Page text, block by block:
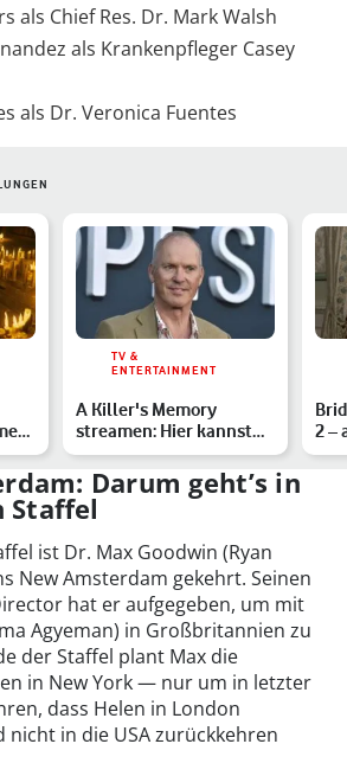
als Chief Res. Dr. Mark Walsh
als Krankenpfleger Casey
als Dr. Veronica Fuentes
TV &
ENTERTAINMENT
A Killer's Memory
streamen: Hier kannst
Du den Thriller sehen
2 –
Darum geht’s in
Staffel
ist Dr. Max Goodwin (Ryan
New Amsterdam gekehrt. Seinen
hat er aufgegeben, um mit
Agyeman) in Großbritannien zu
der Staffel plant Max die
in New York — nur um in letzter
dass Helen in London
nicht in die USA zurückkehren